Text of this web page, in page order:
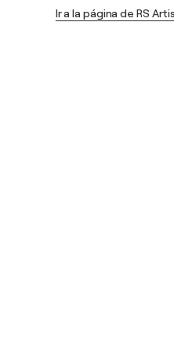
Ir a la página de RS